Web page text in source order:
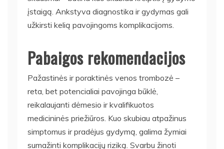
įstaigą. Ankstyva diagnostika ir gydymas gali
užkirsti kelią pavojingoms komplikacijoms.
Pabaigos rekomendacijos
Pažastinės ir poraktinės venos trombozė –
reta, bet potencialiai pavojinga būklė,
reikalaujanti dėmesio ir kvalifikuotos
medicininės priežiūros. Kuo skubiau atpažinus
simptomus ir pradėjus gydymą, galima žymiai
sumažinti komplikacijų riziką. Svarbu žinoti